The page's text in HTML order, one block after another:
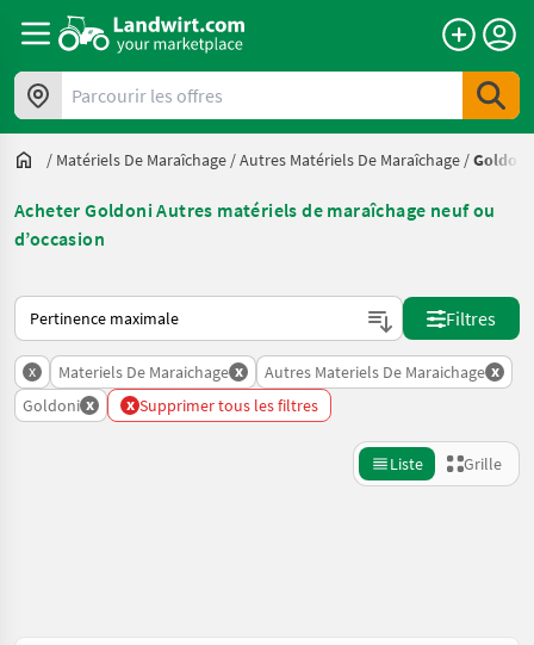
Parcourir les offres
/ Matériels De Maraîchage /Autres Matériels De Maraîchage /Goldoni
Acheter Goldoni Autres matériels de maraîchage neuf ou
d’occasion
Voici comment les annonces sont triées sur Landwirt.com
Filtres
x Materiels De Maraichage x Autres Materiels De Maraichage x
Goldoni x x Supprimer tous les filtres
Liste Grille